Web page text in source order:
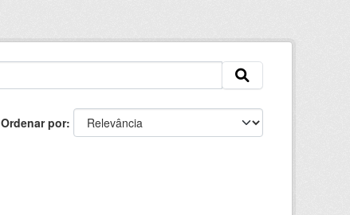
Ordenar por